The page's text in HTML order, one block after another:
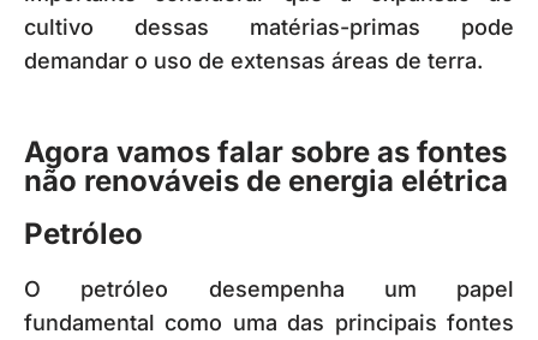
cultivo dessas matérias-primas pode
demandar o uso de extensas áreas de terra.
Agora vamos falar sobre as fontes
não renováveis de energia elétrica
Petróleo
O petróleo desempenha um papel
fundamental como uma das principais fontes